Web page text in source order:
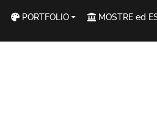
PORTFOLIO MOSTRE ed